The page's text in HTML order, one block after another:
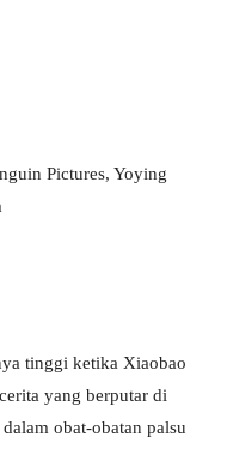
Pictures, Yoying
tinggi ketika Xiaobao
yang berputar di
obat-obatan palsu